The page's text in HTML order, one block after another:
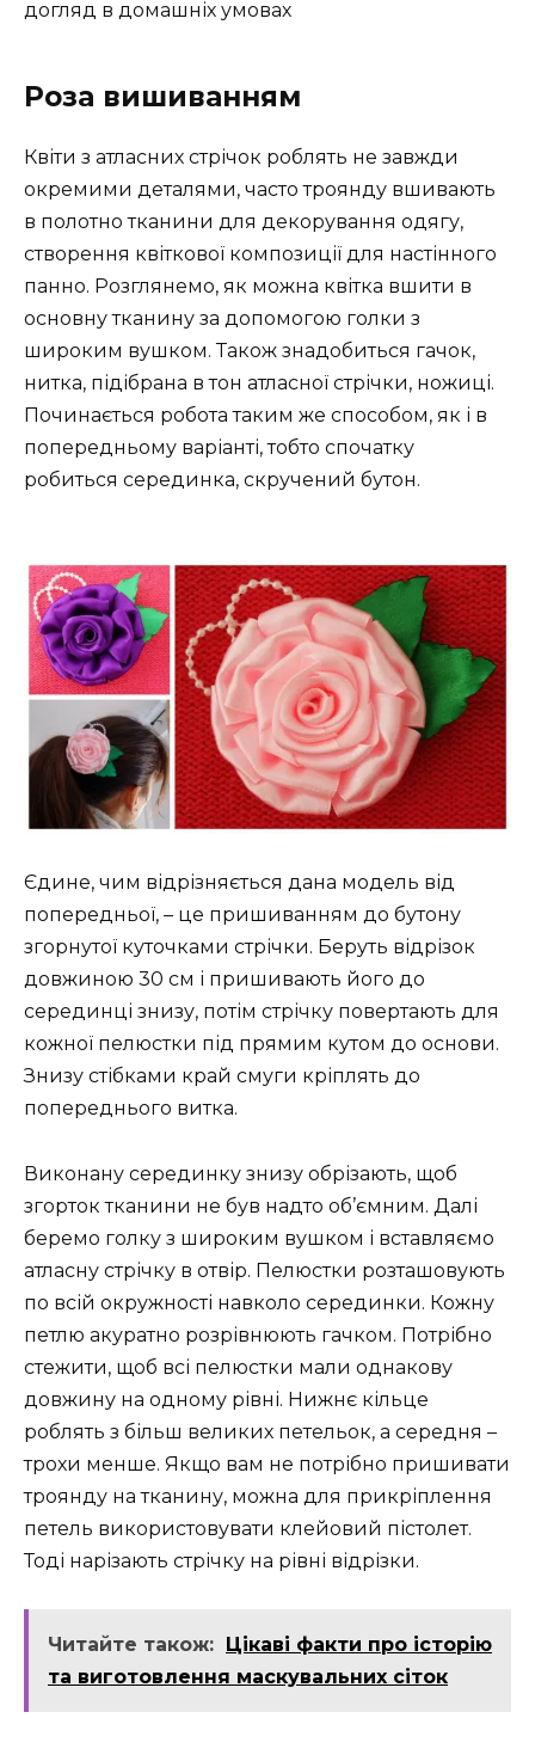
догляд в домашніх умовах
Роза вишиванням
Квіти з атласних стрічок роблять не завжди
окремими деталями, часто троянду вшивають
в полотно тканини для декорування одягу,
створення квіткової композиції для настінного
панно. Розглянемо, як можна квітка вшити в
основну тканину за допомогою голки з
широким вушком. Також знадобиться гачок,
нитка, підібрана в тон атласної стрічки, ножиці.
Починається робота таким же способом, як і в
попередньому варіанті, тобто спочатку
робиться серединка, скручений бутон.
Єдине, чим відрізняється дана модель від
попередньої, – це пришиванням до бутону
згорнутої куточками стрічки. Беруть відрізок
довжиною 30 см і пришивають його до
серединці знизу, потім стрічку повертають для
кожної пелюстки під прямим кутом до основи.
Знизу стібками край смуги кріплять до
попереднього витка.
Виконану серединку знизу обрізають, щоб
згорток тканини не був надто об’ємним. Далі
беремо голку з широким вушком і вставляємо
атласну стрічку в отвір. Пелюстки розташовують
по всій окружності навколо серединки. Кожну
петлю акуратно розрівнюють гачком. Потрібно
стежити, щоб всі пелюстки мали однакову
довжину на одному рівні. Нижнє кільце
роблять з більш великих петельок, а середня –
трохи менше. Якщо вам не потрібно пришивати
троянду на тканину, можна для прикріплення
петель використовувати клейовий пістолет.
Тоді нарізають стрічку на рівні відрізки.
Читайте також: Цікаві факти про історію
та виготовлення маскувальних сіток